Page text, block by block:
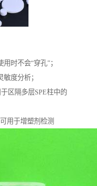
时不会“穿孔”；
度分析；
区隔多层SPE柱中的
用于增塑剂检测